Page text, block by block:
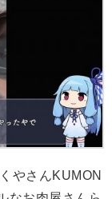
やさんKUMON